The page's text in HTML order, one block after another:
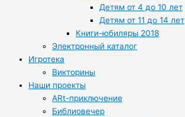
Детям от 4 до 10 лет
Детям от 11 до 14 лет
Книги-юбиляры 2018
Электронный каталог
Игротека
Викторины
Наши проекты
ARt-приключение
Библиовечер